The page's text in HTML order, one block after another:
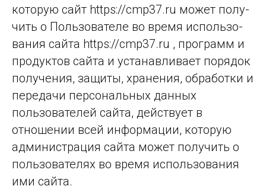
ко­то­рую сайт https://cmp37.ru мо­жет по­лу­
чить о Поль­зо­ва­те­ле во вре­мя ис­поль­зо­
ва­ния сай­та https://cmp37.ru , прог­рамм и
про­дук­тов сай­та и устанавливает порядок
получения, защиты, хранения, обработки и
передачи персональных данных
пользователей сайта, действует в
отношении всей информации, которую
администрация сайта может получить о
пользователях во время использования
ими сайта.